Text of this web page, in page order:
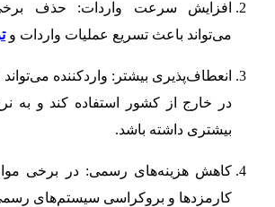
افزایش سرعت واردات: حذف برخی
می‌تواند باعث تسریع عملیات واردات و
انعطاف‌پذیری بیشتر: واردکننده
در خارج از کشور استفاده کند و به
بیشتری داشته باشد.
کاهش هزینه‌های رسمی: در برخی
کارمزدها و بروکراسی سیستم‌های